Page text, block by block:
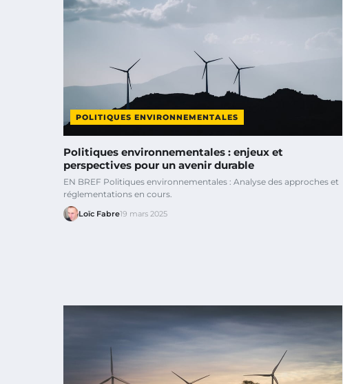
POLITIQUES ENVIRONNEMENTALES
Politiques environnementales : enjeux et
perspectives pour un avenir durable
EN BREF Politiques environnementales : Analyse des approches et
réglementations en cours.
Loïc Fabre19 mars 2025